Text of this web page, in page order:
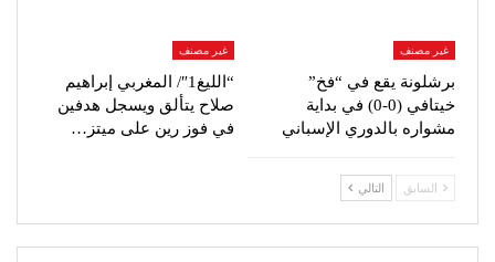
غير مصنف
برشلونة يقع في “فخ”
خيتافي (0-0) في بداية
مشواره بالدوري الإسباني
غير مصنف
“الليغ1″/ المغربي إبراهيم
صلاح يتألق ويسجل هدفين
في فوز رين على ميتز…
السابق التالي